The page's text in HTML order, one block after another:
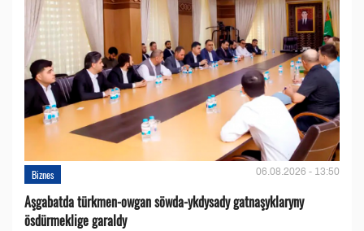
Biznes 06.08.2026 - 13:50
Aşgabatda türkmen-owgan söwda-ykdysady gatnaşyklaryny
ösdürmeklige garaldy